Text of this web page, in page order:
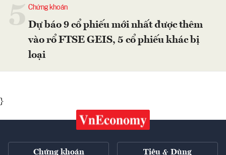
Chứng khoán
Dự báo 9 cổ phiếu mới nhất được thêm
vào rổ FTSE GEIS, 5 cổ phiếu khác bị
loại
}
Chứng khoán Tiêu & Dùng